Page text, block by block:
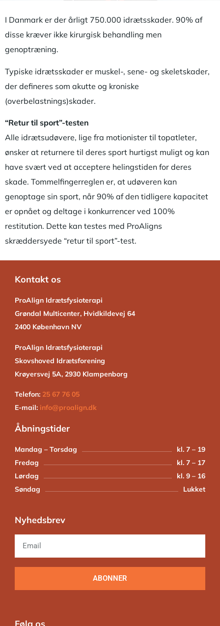
I Danmark er der årligt 750.000 idrætsskader. 90% af
disse kræver ikke kirurgisk behandling men
genoptræning.
Typiske idrætsskader er muskel-, sene- og skeletskader,
der defineres som akutte og kroniske
(overbelastnings)skader.
“Retur til sport”-testen
Alle idrætsudøvere, lige fra motionister til topatleter,
ønsker at returnere til deres sport hurtigst muligt og kan
have svært ved at acceptere helingstiden for deres
skade. Tommelfingerreglen er, at udøveren kan
genoptage sin sport, når 90% af den tidligere kapacitet
er opnået og deltage i konkurrencer ved 100%
restitution. Dette kan testes med ProAligns
skræddersyede “retur til sport”-test.
Kontakt os
ProAlign Idrætsfysioterapi
Grøndal Multicenter, Hvidkildevej 64
2400 København NV
ProAlign Idrætsfysioterapi
Skovshoved Idrætsforening
Krøyersvej 5A, 2930 Klampenborg
Telefon: 25 67 76 05
E-mail: info@proalign.dk
Åbningstider
Mandag – Torsdag
kl. 7 – 19
Fredag
kl. 7 – 17
Lørdag
kl. 9 – 16
Søndag
Lukket
Nyhedsbrev
ABONNER